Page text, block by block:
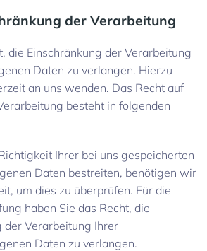
der Verarbeitung
die Einschränkung der Verarbeitung
Daten zu verlangen. Hierzu
an uns wenden. Das Recht auf
besteht in folgenden
Ihrer bei uns gespeicherten
Daten bestreiten, benötigen wir
um dies zu überprüfen. Für die
haben Sie das Recht, die
der Verarbeitung Ihrer
Daten zu verlangen.